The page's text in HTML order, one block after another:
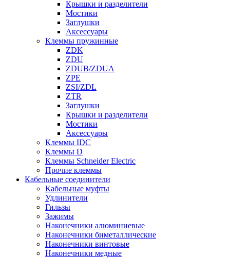
Крышки и разделители
Мостики
Заглушки
Аксессуары
Клеммы пружинные
ZDK
ZDU
ZDUB/ZDUA
ZPE
ZSI/ZDL
ZTR
Заглушки
Крышки и разделители
Мостики
Аксессуары
Клеммы IDC
Клеммы D
Клеммы Schneider Electric
Прочие клеммы
Кабельные соединители
Кабельные муфты
Удлинители
Гильзы
Зажимы
Наконечники алюминиевые
Наконечники биметаллические
Наконечники винтовые
Наконечники медные